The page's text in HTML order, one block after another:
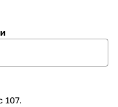
107.